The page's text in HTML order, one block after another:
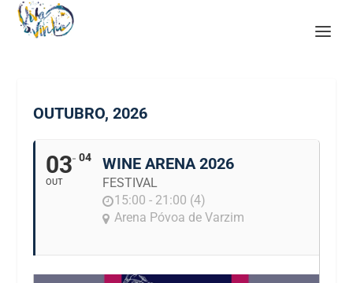
OUTUBRO, 2026
03
OUT
04 WINE ARENA 2026
FESTIVAL
15:00 - 21:00 (4)
Arena Póvoa de Varzim